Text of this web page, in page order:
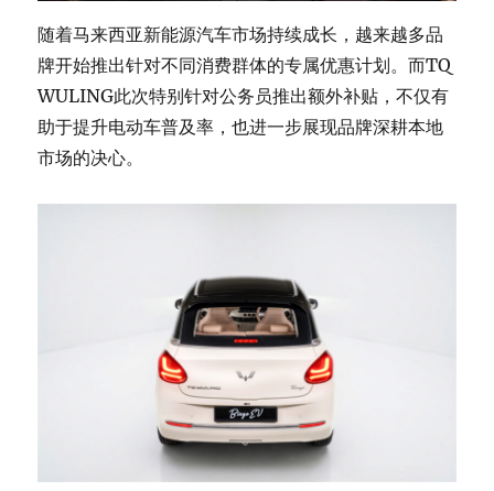
随着马来西亚新能源汽车市场持续成长，越来越多品
牌开始推出针对不同消费群体的专属优惠计划。而TQ
WULING此次特别针对公务员推出额外补贴，不仅有
助于提升电动车普及率，也进一步展现品牌深耕本地
市场的决心。